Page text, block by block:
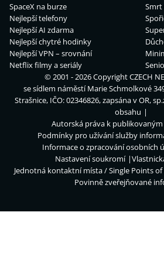
SpaceX na burze
Nejlepší telefony
Nejlepší AI zdarma
Nejlepší chytré hodinky
Nejlepší VPN – srovnání
Netflix filmy a seriály
Smrt
© 2001 - 2026 CopyrightCZECH
se sídlem náměstí Marie Schmolkové
Strašnice, IČO: 02346826, zapsána v OR,
obsahu
Autorská práva k
Podmínky pro užívání služby
Informace o zpracování osobních
Nastavení soukromí
Jednotná kontaktní místa / Single Points
Povinně zveřejňované